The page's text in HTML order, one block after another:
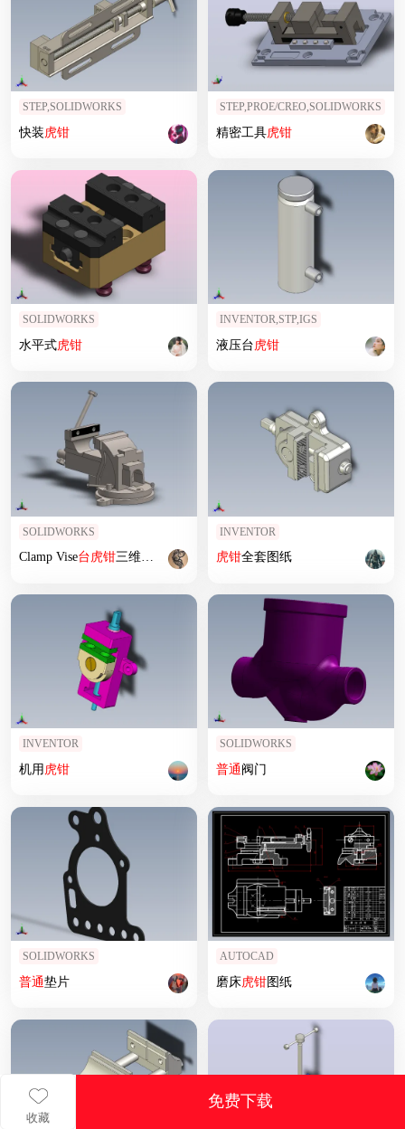
收藏
免费下载
STEP,SOLIDWORKS
快装虎钳
STEP,PROE/CREO,SOLIDWORKS
精密工具虎钳
SOLIDWORKS
水平式虎钳
INVENTOR,STP,IGS
液压台虎钳
SOLIDWORKS
Clamp Vise台虎钳三维图纸sw17
INVENTOR
虎钳全套图纸
INVENTOR
机用 虎钳
SOLIDWORKS
普通阀门
SOLIDWORKS
普通垫片
AUTOCAD
磨床虎钳图纸